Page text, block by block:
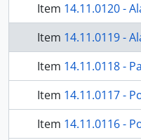
Item 14.11.0120 -
Item 14.11.0119 -
Item 14.11.0118 -
Item 14.11.0117 -
Item 14.11.0116 -